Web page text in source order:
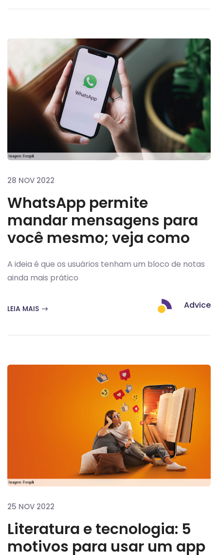
28 NOV 2022
WhatsApp permite
mandar mensagens para
você mesmo; veja como
A ideia é que os usuários tenham um bloco de notas
ainda mais prático
LEIA MAIS Advice
25 NOV 2022
Literatura e tecnologia: 5
motivos para usar um app